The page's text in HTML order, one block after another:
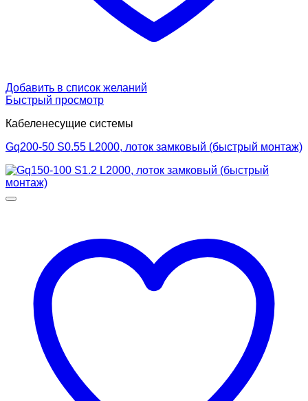
Добавить в список желаний
Быстрый просмотр
Кабеленесущие системы
Gq200-50 S0.55 L2000, лоток замковый (быстрый монтаж)